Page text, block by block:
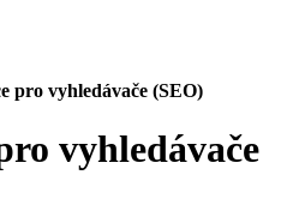
pro vyhledávače (SEO)
vyhledávače